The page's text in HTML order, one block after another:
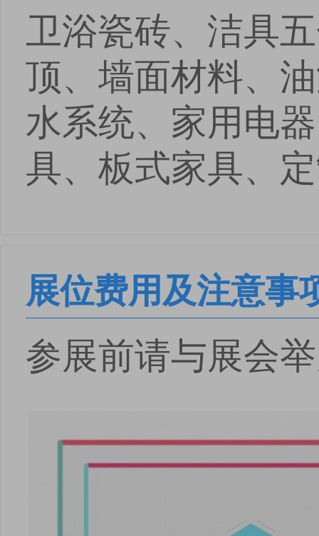
卫浴瓷砖、洁具
顶、墙面材料、
水系统、家用电
具、板式家具、
展位费用及注意事
参展前请与展会